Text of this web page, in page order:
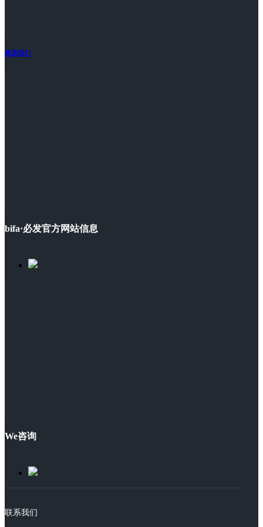
联系我们
bifa·必发官方网站信息
We咨询
联系我们